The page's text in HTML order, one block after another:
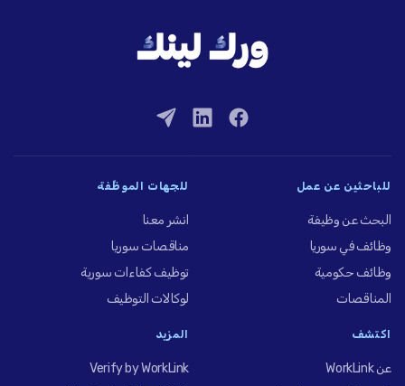
للباحثين عن عمل
البحث عن وظيفة
وظائف في سوريا
وظائف حكومية
المناقصات
للجهات الموظِّفة
انشر معنا
مناقصات سوريا
توظيف كفاءات سورية
لوكالات التوظيف
اكتشف
عن WorkLink
المزيد
Verify by WorkLink